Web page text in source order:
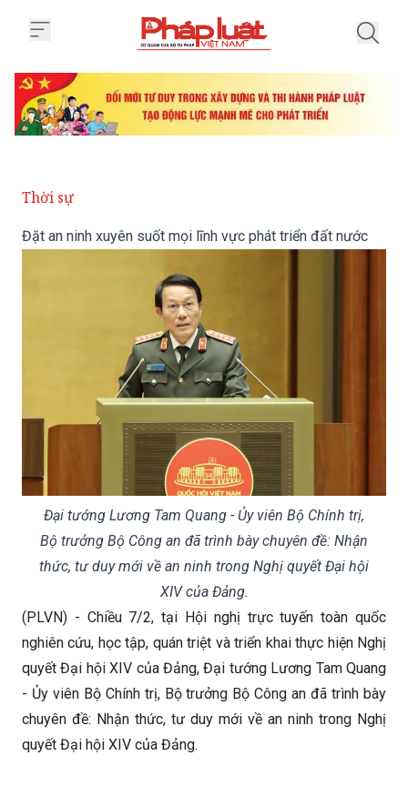
Thời sự
Đặt an ninh xuyên suốt mọi lĩnh vực phát triển đất nước
Đại tướng Lương Tam Quang - Ủy viên Bộ Chính trị,
Bộ trưởng Bộ Công an đã trình bày chuyên đề: Nhận
thức, tư duy mới về an ninh trong Nghị quyết Đại hội
XIV của Đảng.
(PLVN) - Chiều 7/2, tại Hội nghị trực tuyến toàn quốc
nghiên cứu, học tập, quán triệt và triển khai thực hiện Nghị
quyết Đại hội XIV của Đảng, Đại tướng Lương Tam Quang
- Ủy viên Bộ Chính trị, Bộ trưởng Bộ Công an đã trình bày
chuyên đề: Nhận thức, tư duy mới về an ninh trong Nghị
quyết Đại hội XIV của Đảng.